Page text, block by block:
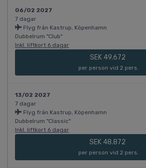
06/02 2027
7 dagar
Flyg från Kastrup, Köpenhamn
Dubbelrum "Club"
Inkl. liftkort 6 dagar
SEK 49.672
per person vid 2 pers.
13/02 2027
7 dagar
Flyg från Kastrup, Köpenhamn
Dubbelrum "Classic"
Inkl. liftkort 6 dagar
SEK 48.872
per person vid 2 pers.